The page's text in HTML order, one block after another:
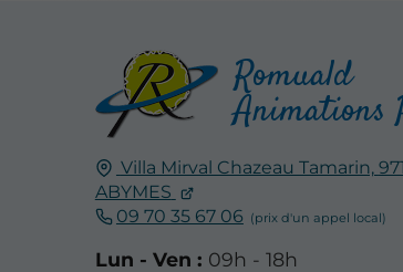
Romuald
Animations
Villa Mirval Chazeau Tamarin,
ABYMES
09 70 35 67 06
Lun - Ven : 09h - 18h